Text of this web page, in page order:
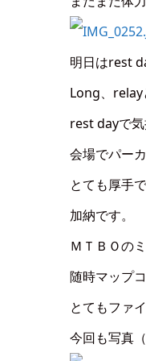
明日はrest
Long、relay
rest dayで気
会場でパー
とても厚手
加納です。
ＭＴＢＯの
随時マップ
とてもファ
今回も写真